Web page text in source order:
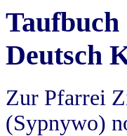
Deutsch
Zur Pfarrei
(Sypnywo)